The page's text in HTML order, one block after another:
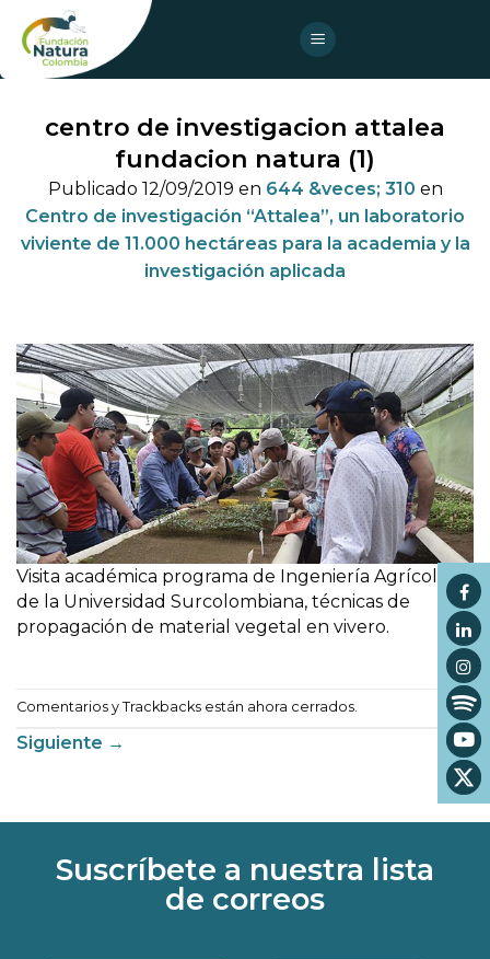
content
centro de investigacion attalea
fundacion natura (1)
Publicado 12/09/2019 en 644 &veces; 310 en
Centro de investigación “Attalea”, un laboratorio
viviente de 11.000 hectáreas para la academia y la
investigación aplicada
Visita académica programa de Ingeniería Agrícola
de la Universidad Surcolombiana, técnicas de
propagación de material vegetal en vivero.
Comentarios y Trackbacks están ahora cerrados.
Siguiente →
Suscríbete a nuestra lista
de correos